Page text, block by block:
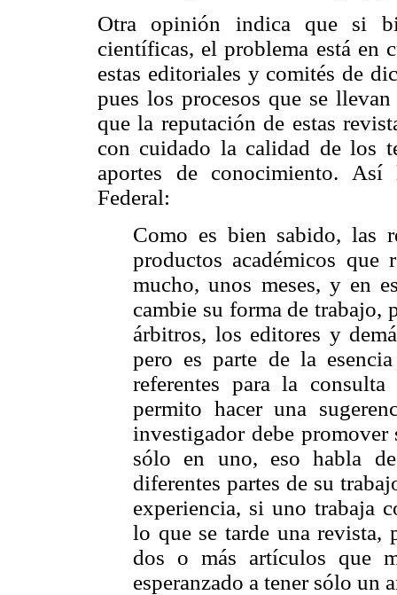
Otra opinión indica que si
científicas, el problema está en
estas editoriales y comités de
pues los procesos que se
que la reputación de estas
con cuidado la calidad de los
aportes de conocimiento.
Federal:
Como es bien sabido, las
productos académicos que
mucho, unos meses, y en
cambie su forma de trabajo,
árbitros, los editores y
pero es parte de la
referentes para la
permito hacer una
investigador debe
sólo en uno, eso habla
diferentes partes de su
experiencia, si uno trabaja
lo que se tarde una revista,
dos o más artículos que
esperanzado a tener sólo